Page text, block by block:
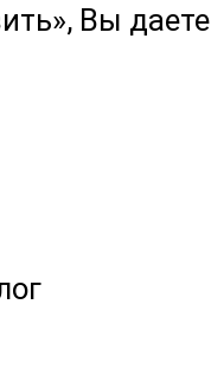
Вы даете